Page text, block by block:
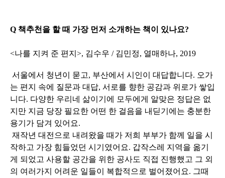
Q 책추천을 할 때 가장 먼저 소개하는 책이 있나요?
<나를 지켜 준 편지>, 김수우 / 김민정, 열매하나, 2019
서울에서 청년이 묻고, 부산에서 시인이 대답합니다. 오가
는 편지 속에 질문과 대답, 서로를 향한 공감과 위로가 쌓입
니다. 다양한 우리네 삶이기에 모두에게 알맞은 정답은 없
지만 지금 당장 필요한 어떤 한 걸음을 내딛기에는 충분한
용기가 담겨 있어요.
재작년 대전으로 내려왔을 때가 저희 부부가 함께 일을 시
작하고 가장 힘들었던 시기였어요. 갑작스레 지역을 옮기
게 되었고 사용할 공간을 위한 공사도 직접 진행했고 그 외
의 여러가지 어려운 일들이 복합적으로 벌어졌어요. 그때